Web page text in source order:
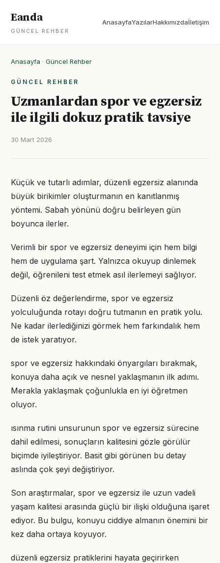
Eanda
GÜNCEL REHBER
AnasayfaYazılarHakkımızdaİletişim
Anasayfa · Güncel Rehber
GÜNCEL REHBER
Uzmanlardan spor ve egzersiz
ile ilgili dokuz pratik tavsiye
30 Mart 2026
Küçük ve tutarlı adımlar, düzenli egzersiz alanında
büyük birikimler oluşturmanın en kanıtlanmış
yöntemi. Sabah yönünü doğru belirleyen gün
boyunca ilerler.
Verimli bir spor ve egzersiz deneyimi için hem bilgi
hem de uygulama şart. Yalnızca okuyup dinlemek
değil, öğrenileni test etmek asıl ilerlemeyi sağlıyor.
Düzenli öz değerlendirme, spor ve egzersiz
yolculuğunda rotayı doğru tutmanın en pratik yolu.
Ne kadar ilerlediğinizi görmek hem farkındalık hem
de istek yaratıyor.
spor ve egzersiz hakkındaki önyargıları bırakmak,
konuya daha açık ve nesnel yaklaşmanın ilk adımı.
Merakla yaklaşmak çoğunlukla en iyi öğretmen
oluyor.
ısınma rutini unsurunun spor ve egzersiz sürecine
dahil edilmesi, sonuçların kalitesini gözle görülür
biçimde iyileştiriyor. Basit gibi görünen bu detay
aslında çok şeyi değiştiriyor.
Son araştırmalar, spor ve egzersiz ile uzun vadeli
yaşam kalitesi arasında güçlü bir ilişki olduğuna işaret
ediyor. Bu bulgu, konuyu ciddiye almanın önemini bir
kez daha ortaya koyuyor.
düzenli egzersiz pratiklerini hayata geçirirken